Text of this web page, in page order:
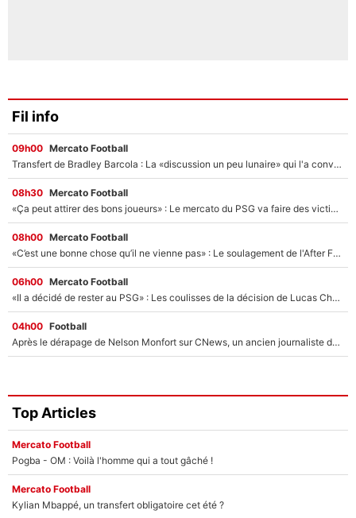
Fil info
09h00 Mercato Football
Transfert de Bradley Barcola : La «discussion un peu lunaire» qui l'a convaincu de quitter le PSG, son entourage est pointé du doigt
08h30 Mercato Football
«Ça peut attirer des bons joueurs» : Le mercato du PSG va faire des victimes dans l'effectif de Luis Enrique ?
08h00 Mercato Football
«C’est une bonne chose qu’il ne vienne pas» : Le soulagement de l'After Foot après le transfert avorté de Yan Diomandé au PSG
06h00 Mercato Football
«Il a décidé de rester au PSG» : Les coulisses de la décision de Lucas Chevalier pour son transfert
04h00 Football
Après le dérapage de Nelson Monfort sur CNews, un ancien journaliste de France Télévisions relance la polémique sur les incendies en Gironde
Top Articles
Mercato Football
Pogba - OM : Voilà l'homme qui a tout gâché !
Mercato Football
Kylian Mbappé, un transfert obligatoire cet été ?